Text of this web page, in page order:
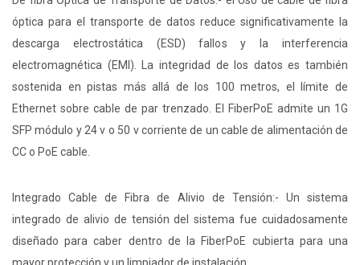
óptica para el transporte de datos reduce significativamente la
descarga electrostática (ESD) fallos y la interferencia
electromagnética (EMI). La integridad de los datos es también
sostenida en pistas más allá de los 100 metros, el límite de
Ethernet sobre cable de par trenzado. El FiberPoE admite un 1G
SFP módulo y 24 v o 50 v corriente de un cable de alimentación de
CC o PoE cable.
Integrado Cable de Fibra de Alivio de Tensión:- Un sistema
integrado de alivio de tensión del sistema fue cuidadosamente
diseñado para caber dentro de la FiberPoE cubierta para una